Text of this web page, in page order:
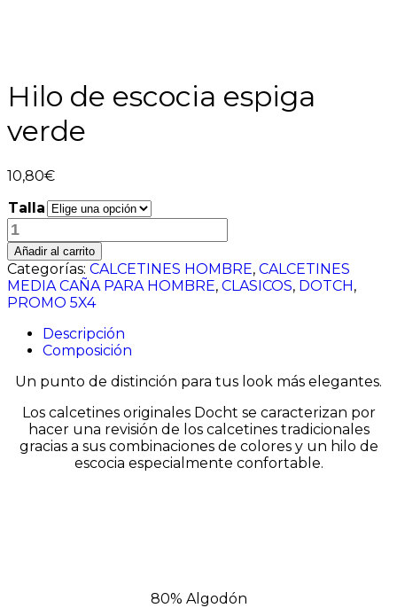
Hilo de escocia espiga
verde
10,80€
Talla
Hilo
de
escocia
espiga
verde
cantidad
Añadir al carrito
Categorías: CALCETINES HOMBRE, CALCETINES
MEDIA CAÑA PARA HOMBRE, CLASICOS, DOTCH,
PROMO 5X4
Descripción
Composición
Un punto de distinción para tus look más elegantes.
Los calcetines originales Docht se caracterizan por
hacer una revisión de los calcetines tradicionales
gracias a sus combinaciones de colores y un hilo de
escocia especialmente confortable.
80% Algodón